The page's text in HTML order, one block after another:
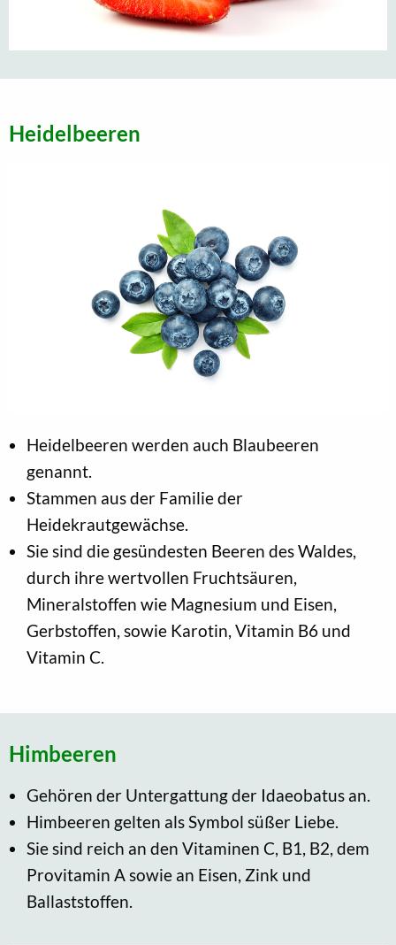
Heidelbeeren
Heidelbeeren werden auch Blaubeeren
genannt.
Stammen aus der Familie der
Heidekrautgewächse.
Sie sind die gesündesten Beeren des Waldes,
durch ihre wertvollen Fruchtsäuren,
Mineralstoffen wie Magnesium und Eisen,
Gerbstoffen, sowie Karotin, Vitamin B6 und
Vitamin C.
Himbeeren
Gehören der Untergattung der Idaeobatus an.
Himbeeren gelten als Symbol süßer Liebe.
Sie sind reich an den Vitaminen C, B1, B2, dem
Provitamin A sowie an Eisen, Zink und
Ballaststoffen.